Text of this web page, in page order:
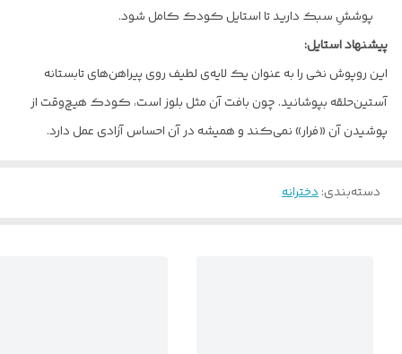
پوششِ سبک دارید تا استایل کودک کامل شود.
پیشنهاد استایل:
این روپوش نخی را به عنوان یک لایه‌ی لطیف روی پیراهن‌های تابستانه
آستین‌حلقه بپوشانید. چون بافت آن مثل بلوز است، کودک هیچ‌وقت از
پوشیدن آن «فرار» نمی‌کند و همیشه در آن احساس آزادی عمل دارد.
دسته‌بندی:دخترانه